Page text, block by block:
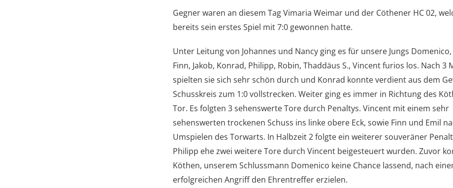
Gegner waren an diesem Tag Vimaria Weimar und der Cöthener HC 02,
bereits sein erstes Spiel mit 7:0 gewonnen hatte.
Unter Leitung von Johannes und Nancy ging es für unsere Jungs Domenico,
Finn, Jakob, Konrad, Philipp, Robin, Thaddäus S., Vincent furios los. Nach 3
spielten sie sich sehr schön durch und Konrad konnte verdient aus dem
Schusskreis zum 1:0 vollstrecken. Weiter ging es immer in Richtung des
Tor. Es folgten 3 sehenswerte Tore durch Penaltys. Vincent mit einem sehr
sehenswerten trockenen Schuss ins linke obere Eck, sowie Finn und Emil
Umspielen des Torwarts. In Halbzeit 2 folgte ein weiterer souveräner
Philipp ehe zwei weitere Tore durch Vincent beigesteuert wurden. Zuvor
Köthen, unserem Schlussmann Domenico keine Chance lassend, nach
erfolgreichen Angriff den Ehrentreffer erzielen.